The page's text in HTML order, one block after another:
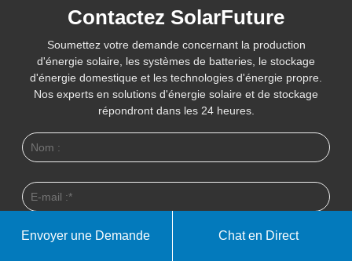
Contactez SolarFuture
Soumettez votre demande concernant la production
d'énergie solaire, les systèmes de batteries, le stockage
d'énergie domestique et les technologies d'énergie propre.
Nos experts en solutions d'énergie solaire et de stockage
répondront dans les 24 heures.
Envoyer une Demande Chat en Direct